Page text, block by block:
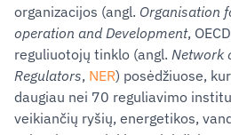
organizacijos (angl. Organisation
operation and Development,
reguliuotojų tinklo (angl. Network
Regulators, NER) posėdžiuose,
daugiau nei 70 reguliavimo
veikiančių ryšių, energetikos,